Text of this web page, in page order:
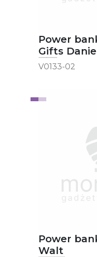
Power
Gifts
V0133-02
Power
Walt